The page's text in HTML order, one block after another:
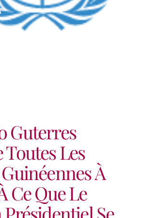
Guterres
Les
À
Ce Que Le